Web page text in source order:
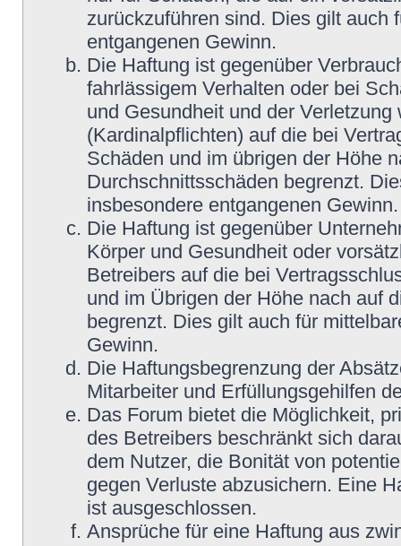
zurückzuführen sind. Dies gilt auch
entgangenen Gewinn.
Die Haftung ist gegenüber
fahrlässigem Verhalten oder bei
und Gesundheit und der
(Kardinalpflichten) auf die bei
Schäden und im übrigen der Höhe
Durchschnittsschäden begrenzt.
insbesondere entgangenen Gewinn.
Die Haftung ist gegenüber
Körper und Gesundheit oder
Betreibers auf die bei
und im Übrigen der Höhe nach auf
begrenzt. Dies gilt auch für
Gewinn.
Die Haftungsbegrenzung der
Mitarbeiter und Erfüllungsgehilfen
Das Forum bietet die Möglichkeit,
des Betreibers beschränkt sich
dem Nutzer, die Bonität von
gegen Verluste abzusichern. Eine
ist ausgeschlossen.
Ansprüche für eine Haftung aus